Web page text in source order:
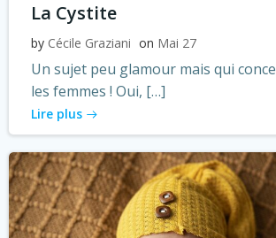
La Cystite
by Cécile Graziani on Mai 27
Un sujet peu glamour mais qui
les femmes ! Oui, […]
Lire plus